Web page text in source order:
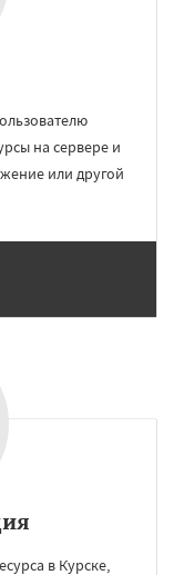
на сервере и
или другой
в Курске,